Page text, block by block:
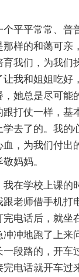
个平平常常、普
样的和蔼可亲
我们，为我们
我和姐姐吃好
她总是尽可能
跟打仗一样，基
学去了的。我的
，为我们付出
妈妈。
在学校上课的
跟老师借手机打
电话后，就坐
冲地跑了上来
段路的，开车
电话就开车过